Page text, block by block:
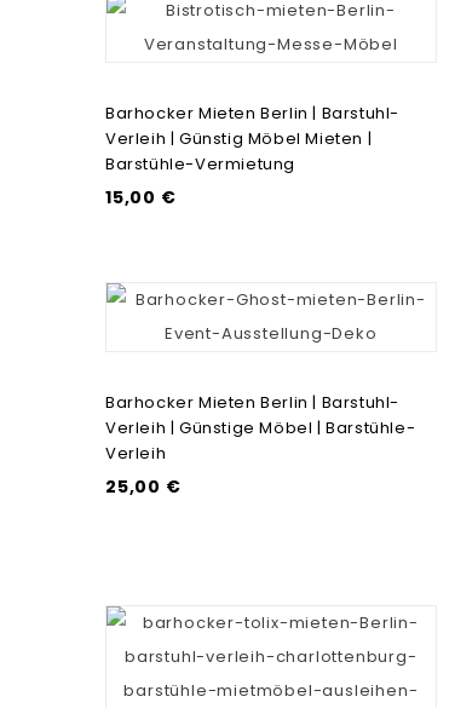
Barhocker Mieten Berlin | Barstuhl-
Verleih | Günstig Möbel Mieten |
Barstühle-Vermietung
15,00 €
Barhocker Mieten Berlin | Barstuhl-
Verleih | Günstige Möbel | Barstühle-
Verleih
25,00 €